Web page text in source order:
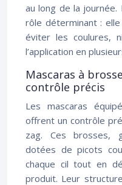
au long de la
rôle déterminant :
éviter les coulures,
l’application en
Mascaras à
contrôle précis
Les mascaras
offrent un contrôle
zag. Ces brosses,
dotées de picots
chaque cil tout en
produit. Leur